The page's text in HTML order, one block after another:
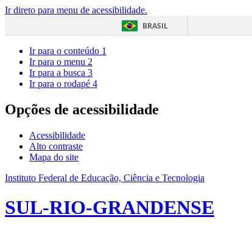
Ir direto para menu de acessibilidade.
BRASIL
Ir para o conteúdo 1
Ir para o menu 2
Ir para a busca 3
Ir para o rodapé 4
Opções de acessibilidade
Acessibilidade
Alto contraste
Mapa do site
Instituto Federal de Educação, Ciência e Tecnologia
SUL-RIO-GRANDENSE